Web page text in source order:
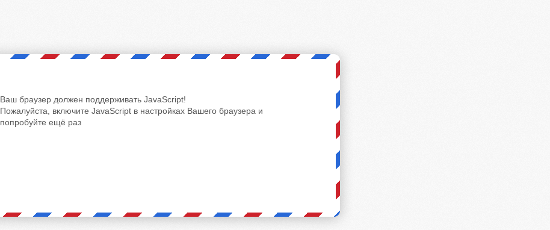
Ваш браузер должен поддерживать JavaScript!
Пожалуйста, включите JavaScript в настройках Вашего браузера и
попробуйте ещё раз